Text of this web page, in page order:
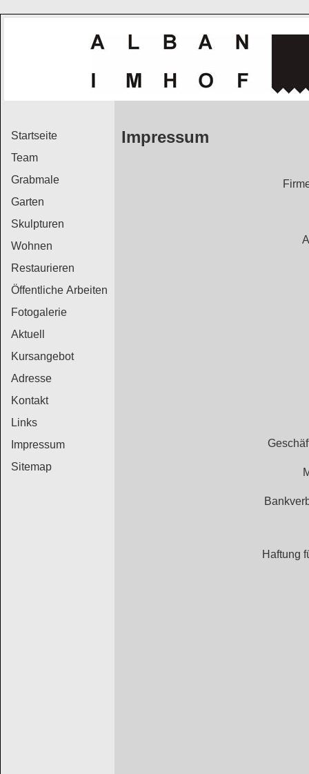
Startseite
Team
Grabmale
Garten
Skulpturen
Wohnen
Restaurieren
Öffentliche Arbeiten
Fotogalerie
Aktuell
Kursangebot
Adresse
Kontakt
Links
Impressum
Sitemap
Impressum
Haftung